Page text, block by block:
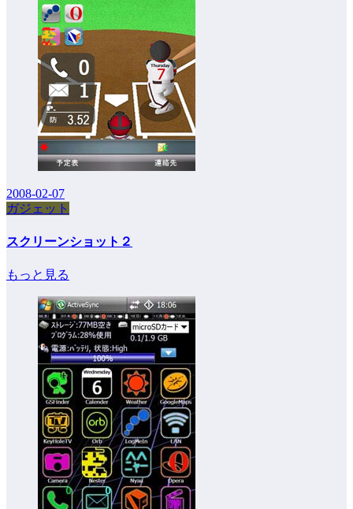
2008-02-07
ガジェット
スクリーンショット２
もっと見る